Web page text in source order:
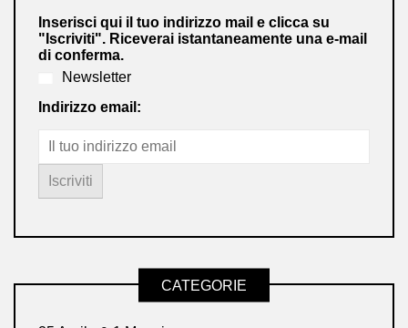
Inserisci qui il tuo indirizzo mail e clicca su
"Iscriviti". Riceverai istantaneamente una e-mail
di conferma.
Newsletter
Indirizzo email:
CATEGORIE